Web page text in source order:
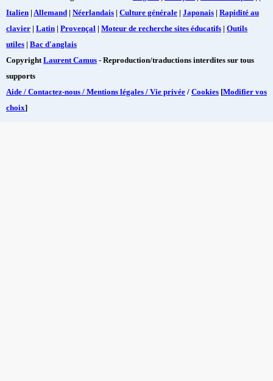
Italien | Allemand | Néerlandais | Culture générale | Japonais | Rapidité au
clavier | Latin | Provençal | Moteur de recherche sites éducatifs | Outils
utiles | Bac d'anglais
CopyrightLaurent Camus - Reproduction/traductions interdites sur tous
supports
Aide / Contactez-nous / Mentions légales / Vie privée / Cookies [Modifier vos
choix]